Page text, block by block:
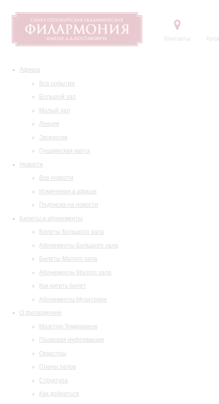
Контакты
Афиша
Все события
Большой зал
Малый зал
Лекции
Экскурсии
Пушкинская карта
Новости
Все новости
Изменения в афише
Подписка на новости
Билеты и абонементы
Билеты Большого зала
Абонементы Большого зала
Билеты Малого зала
Абонементы Малого зала
Как купить билет
Абонементы Музитория
О филармонии
Маэстро Темирканов
Правовая информация
Оркестры
Планы залов
Структура
Как добраться